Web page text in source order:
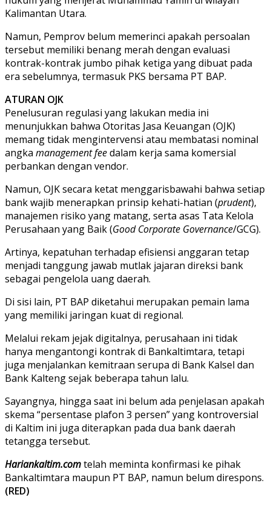
Kalimantan Utara.
Namun, Pemprov belum memerinci apakah persoalan
tersebut memiliki benang merah dengan evaluasi
kontrak-kontrak jumbo pihak ketiga yang dibuat pada
era sebelumnya, termasuk PKS bersama PT BAP.
ATURAN OJK
Penelusuran regulasi yang lakukan media ini
menunjukkan bahwa Otoritas Jasa Keuangan (OJK)
memang tidak mengintervensi atau membatasi nominal
angka management feedalam kerja sama komersial
perbankan dengan vendor.
Namun, OJK secara ketat menggarisbawahi bahwa setiap
bank wajib menerapkan prinsip kehati-hatian (prudent),
manajemen risiko yang matang, serta asas Tata Kelola
Perusahaan yang Baik (Good Corporate Governance/GCG).
Artinya, kepatuhan terhadap efisiensi anggaran tetap
menjadi tanggung jawab mutlak jajaran direksi bank
sebagai pengelola uang daerah.
Di sisi lain, PT BAP diketahui merupakan pemain lama
yang memiliki jaringan kuat di regional.
Melalui rekam jejak digitalnya, perusahaan ini tidak
hanya mengantongi kontrak di Bankaltimtara, tetapi
juga menjalankan kemitraan serupa di Bank Kalsel dan
Bank Kalteng sejak beberapa tahun lalu.
Sayangnya, hingga saat ini belum ada penjelasan apakah
skema “persentase plafon 3 persen” yang kontroversial
di Kaltim ini juga diterapkan pada dua bank daerah
tetangga tersebut.
Hariankaltim.comtelah meminta konfirmasi ke pihak
Bankaltimtara maupun PT BAP, namun belum direspons.
(RED)